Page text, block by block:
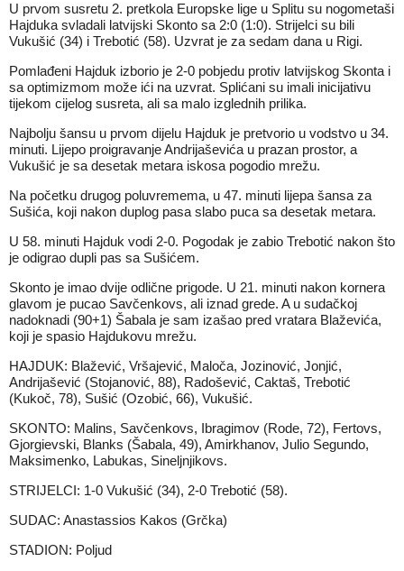
U prvom susretu 2. pretkola Europske lige u Splitu su nogometaši
Hajduka svladali latvijski Skonto sa 2:0 (1:0). Strijelci su bili
Vukušić (34) i Trebotić (58). Uzvrat je za sedam dana u Rigi.
Pomlađeni Hajduk izborio je 2-0 pobjedu protiv latvijskog Skonta i
sa optimizmom može ići na uzvrat. Splićani su imali inicijativu
tijekom cijelog susreta, ali sa malo izglednih prilika.
Najbolju šansu u prvom dijelu Hajduk je pretvorio u vodstvo u 34.
minuti. Lijepo proigravanje Andrijaševića u prazan prostor, a
Vukušić je sa desetak metara iskosa pogodio mrežu.
Na početku drugog poluvremema, u 47. minuti lijepa šansa za
Sušića, koji nakon duplog pasa slabo puca sa desetak metara.
U 58. minuti Hajduk vodi 2-0. Pogodak je zabio Trebotić nakon što
je odigrao dupli pas sa Sušićem.
Skonto je imao dvije odlične prigode. U 21. minuti nakon kornera
glavom je pucao Savčenkovs, ali iznad grede. A u sudačkoj
nadoknadi (90+1) Šabala je sam izašao pred vratara Blaževića,
koji je spasio Hajdukovu mrežu.
HAJDUK: Blažević, Vršajević, Maloča, Jozinović, Jonjić,
Andrijašević (Stojanović, 88), Radošević, Caktaš, Trebotić
(Kukoč, 78), Sušić (Ozobić, 66), Vukušić.
SKONTO: Malins, Savčenkovs, Ibragimov (Rode, 72), Fertovs,
Gjorgievski, Blanks (Šabala, 49), Amirkhanov, Julio Segundo,
Maksimenko, Labukas, Sineljnjikovs.
STRIJELCI: 1-0 Vukušić (34), 2-0 Trebotić (58).
SUDAC: Anastassios Kakos (Grčka)
STADION: Poljud